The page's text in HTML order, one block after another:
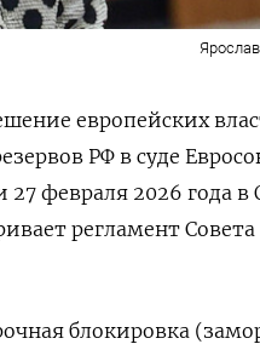
европейских
РФ в суде
27 февраля 2026 года
регламент
блокировка